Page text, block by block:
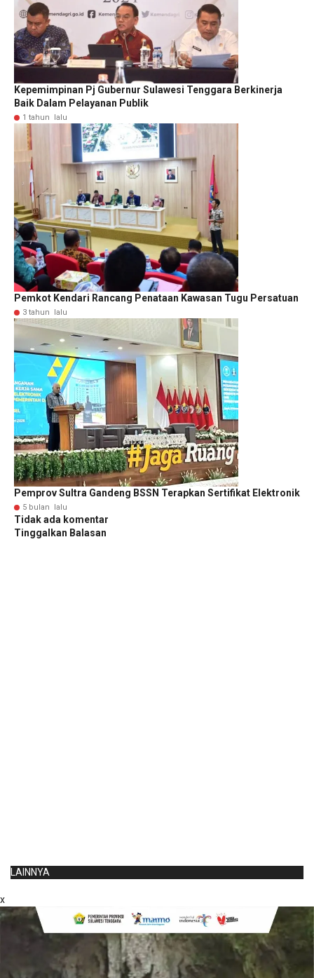
Kepemimpinan Pj Gubernur Sulawesi Tenggara Berkinerja
Baik Dalam Pelayanan Publik
1 tahun lalu
Pemkot Kendari Rancang Penataan Kawasan Tugu Persatuan
3 tahun lalu
Pemprov Sultra Gandeng BSSN Terapkan Sertifikat Elektronik
5 bulan lalu
Tidak ada komentar
Tinggalkan Balasan
LAINNYA
x